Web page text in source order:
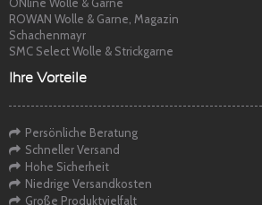
ROWAN Wolle & Garne, Magazin
Schachenmayr
SMC Select Wolle & Strickgarne
Ihre Vorteile
Persönliche Beratung
Schneller Versand
Hohe Sicherheit
Niedrige Versandkosten
Große Produktvielfalt